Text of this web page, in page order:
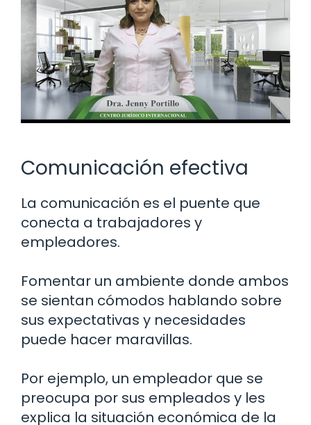
Comunicación efectiva
La comunicación es el puente que
conecta a trabajadores y
empleadores.
Fomentar un ambiente donde ambos
se sientan cómodos hablando sobre
sus expectativas y necesidades
puede hacer maravillas.
Por ejemplo, un empleador que se
preocupa por sus empleados y les
explica la situación económica de la